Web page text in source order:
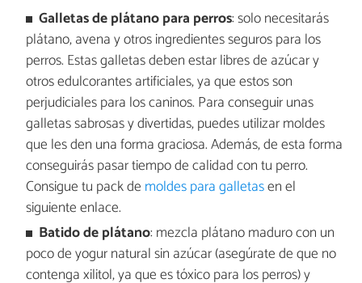
Galletas de plátano para perros: solo necesitarás
plátano, avena y otros ingredientes seguros para los
perros. Estas galletas deben estar libres de azúcar y
otros edulcorantes artificiales, ya que estos son
perjudiciales para los caninos. Para conseguir unas
galletas sabrosas y divertidas, puedes utilizar moldes
que les den una forma graciosa. Además, de esta forma
conseguirás pasar tiempo de calidad con tu perro.
Consigue tu pack de moldes para galletasen el
siguiente enlace.
Batido de plátano: mezcla plátano maduro con un
poco de yogur natural sin azúcar (asegúrate de que no
contenga xilitol, ya que es tóxico para los perros) y